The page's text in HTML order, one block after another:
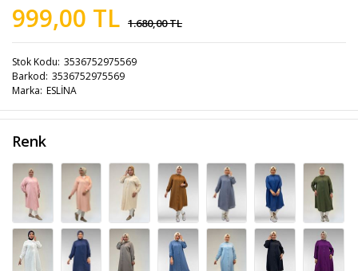
999,00 TL 1.680,00 TL
Stok Kodu 3536752975569
Barkod 3536752975569
Marka ESLİNA
Renk